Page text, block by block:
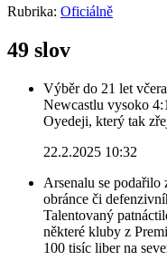
Rubrika: Oficiálně
49 slov
Výběr do 21 let
Newcastlu vysoko
Oyedeji, který tak
22.2.2025 10:32
Arsenalu se podařilo
obránce či
Talentovaný
některé kluby z
100 tisíc liber na